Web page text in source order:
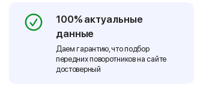
100% актуальные
данные
Даем гарантию, что подбор
передних поворотников на сайте
достоверный